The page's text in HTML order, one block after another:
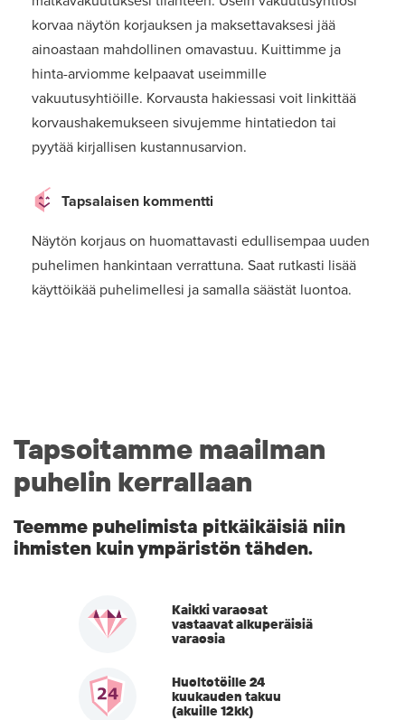
korvaa näytön korjauksen ja maksettavaksesi jää
ainoastaan mahdollinen omavastuu. Kuittimme ja
hinta-arviomme kelpaavat useimmille
vakuutusyhtiöille. Korvausta hakiessasi voit linkittää
korvaushakemukseen sivujemme hintatiedon tai
pyytää kirjallisen kustannusarvion.
Tapsalaisen kommentti
Näytön korjaus on huomattavasti edullisempaa uuden
puhelimen hankintaan verrattuna. Saat rutkasti lisää
käyttöikää puhelimellesi ja samalla säästät luontoa.
Tapsoitamme maailman
puhelin kerrallaan
Teemme puhelimista pitkäikäisiä niin
ihmisten kuin ympäristön tähden.
Kaikki varaosat
vastaavat alkuperäisiä
varaosia
Huoltotöille 24
kuukauden takuu
(akuille 12kk)